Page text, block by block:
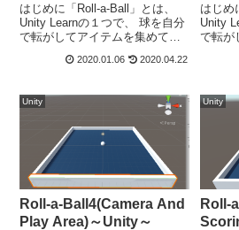
はじめに「Roll-a-Ball」とは、
Unity Learnの１つで、 球を自分
で転がしてアイテムを集めて得
「Roll-a-Ball」 の環境とゲーム
Learnでは、こちらの...
2020.01.06 2020.04.22
はじめ
Unity
で転が
「
Learn
Unity
Roll-a-Ball4(Camera And
Play Area)～Unity～
Unity
Roll-